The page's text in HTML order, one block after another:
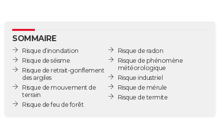
GUIDES D'ACHAT
BONS PLANS
CARTE DE VOEUX
Carte de Noël
Carte Bonne année
Carte Saint-Valentin
Carte Pâques
Carte d'anniversaire
DICTIONNAIRE
Dictionnaire
Biographies
Citations
Expressions
Proverbes
SOMMAIRE
Risque d’inondation
Risque de séisme
Risque de retrait-gonflement
des argiles
Risque de mouvement de
terrain
Risque de feu de forêt
Risque de radon
Risque de phénomène
météorologique
Risque industriel
Risque de mérule
Risque de termite